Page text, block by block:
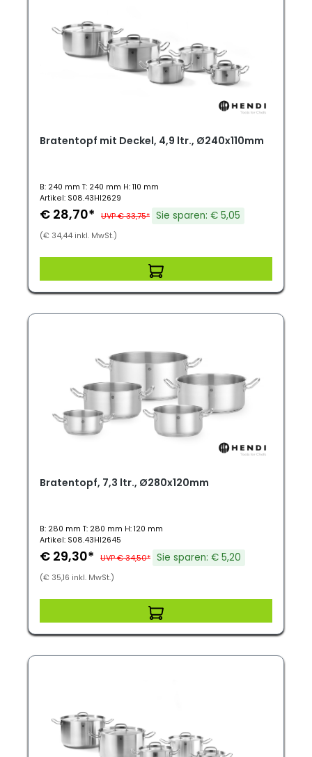
Bratentopf mit Deckel, 4,9 ltr., Ø240x110mm
B: 240 mm T: 240 mm H: 110 mm
Artikel: S08.43HI2629
€ 28,70* UVP € 33,75* Sie sparen: € 5,05
(€ 34,44 inkl. MwSt.)
Bratentopf, 7,3 ltr., Ø280x120mm
B: 280 mm T: 280 mm H: 120 mm
Artikel: S08.43HI2645
€ 29,30* UVP € 34,50* Sie sparen: € 5,20
(€ 35,16 inkl. MwSt.)